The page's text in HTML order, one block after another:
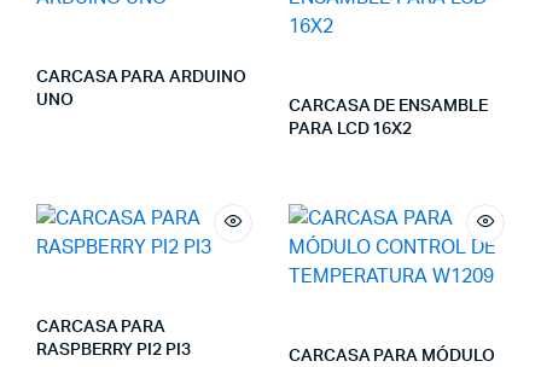
CARCASA PARA ARDUINO
UNO
CARCASA DE ENSAMBLE
PARA LCD 16X2
CARCASA PARA
RASPBERRY PI2 PI3
CARCASA PARA MÓDULO